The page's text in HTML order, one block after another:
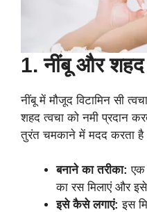
1. नींबू और
नींबू में मौजूद विटामिन सी
शहद त्वचा को नमी प्रदान
तुरंत चमकाने में मदद करता
बनाने का तरीका:एक
का रस मिलाएं और
इसे कैसे लगाएं:इस